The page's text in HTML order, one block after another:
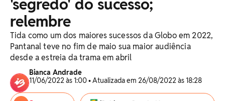
'segredo' do sucesso;
relembre
Tida como um dos maiores sucessos da Globo em 2022,
Pantanal teve no fim de maio sua maior audiência
desde a estreia da trama em abril
Bianca Andrade
11/06/2022 às 1:00 • Atualizada em 26/08/2022 às 18:28